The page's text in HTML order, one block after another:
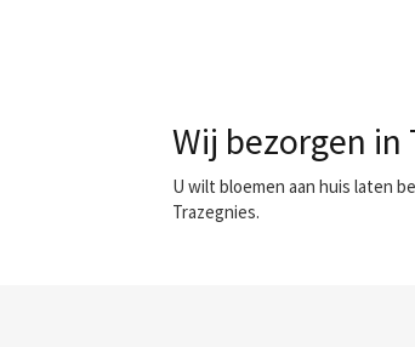
Wij bezorgen
U wilt bloemen aan huis laten
Trazegnies.